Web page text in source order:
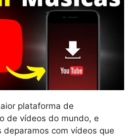
plataforma de
de vídeos do mundo, e
deparamos com vídeos que